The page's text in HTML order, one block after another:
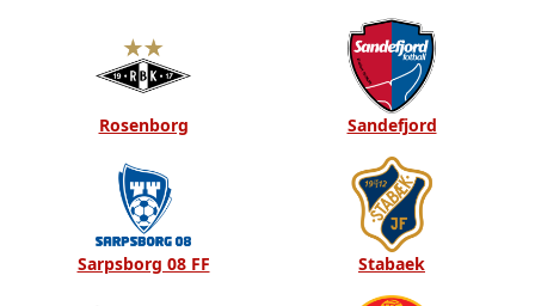
Rosenborg Sandefjord
Sarpsborg 08 FF Stabaek